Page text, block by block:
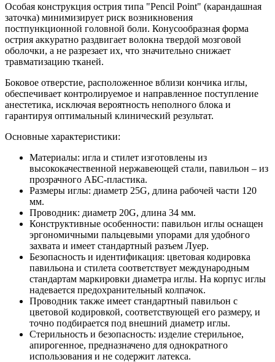
Особая конструкция острия типа "Pencil Point" (карандашная
заточка) минимизирует риск возникновения
постпункционной головной боли. Конусообразная форма
острия аккуратно раздвигает волокна твердой мозговой
оболочки, а не разрезает их, что значительно снижает
травматизацию тканей.
Боковое отверстие, расположенное вблизи кончика иглы,
обеспечивает контролируемое и направленное поступление
анестетика, исключая вероятность неполного блока и
гарантируя оптимальный клинический результат.
Основные характеристики:
Материалы: игла и стилет изготовлены из
высококачественной нержавеющей стали, павильон – из
прозрачного АБС-пластика.
Размеры иглы: диаметр 25G, длина рабочей части 120
мм.
Проводник: диаметр 20G, длина 34 мм.
Конструктивные особенности: павильон иглы оснащен
эргономичными пальцевыми упорами для удобного
захвата и имеет стандартный разъем Луер.
Безопасность и идентификация: цветовая кодировка
павильона и стилета соответствует международным
стандартам маркировки диаметра иглы. На корпус иглы
надевается предохранительный колпачок.
Проводник также имеет стандартный павильон с
цветовой кодировкой, соответствующей его размеру, и
точно подбирается под внешний диаметр иглы.
Стерильность и безопасность: изделие стерильное,
апирогенное, предназначено для однократного
использования и не содержит латекса.